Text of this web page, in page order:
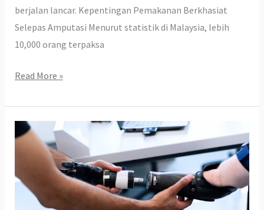
berjalan lancar. Kepentingan Pemakanan Berkhasiat
Selepas Amputasi Menurut statistik di Malaysia, lebih
10,000 orang terpaksa
Read More »
Cara
Menjaga
Lebihan
Anggota
Badan